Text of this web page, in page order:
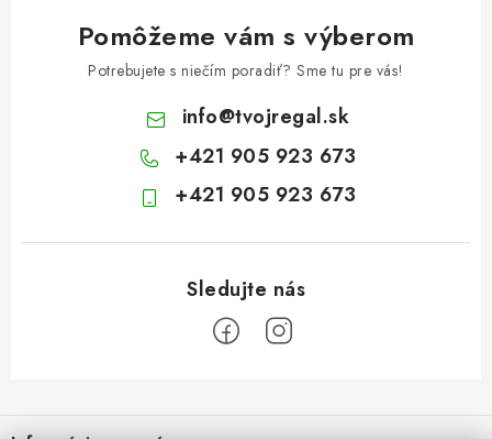
Pomôžeme vám s výberom
Potrebujete s niečím poradiť? Sme tu pre vás!
info@tvojregal.sk
+421 905 923 673
+421 905 923 673